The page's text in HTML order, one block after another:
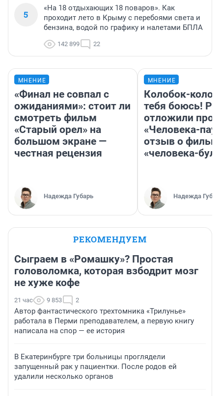
5
«На 18 отдыхающих 18 поваров». Как
проходит лето в Крыму с перебоями света и
бензина, водой по графику и налетами БПЛА
142 899 22
МНЕНИЕ
«Финал не совпал с
ожиданиями»: стоит ли
смотреть фильм
«Старый орел» на
большом экране —
честная рецензия
Надежда Губарь
МНЕНИЕ
Колобок-
тебя боюсь!
отложили
«Человека-
отзыв о
«человека-
Надежда
РЕКОМЕНДУЕМ
Сыграем в «Ромашку»? Простая
головоломка, которая взбодрит мозг
не хуже кофе
21 час 9 853 2
Автор фантастического трехтомника «Трилунье»
работала в Перми преподавателем, а первую книгу
написала на спор — ее история
В Екатеринбурге три больницы проглядели
запущенный рак у пациентки. После родов ей
удалили несколько органов